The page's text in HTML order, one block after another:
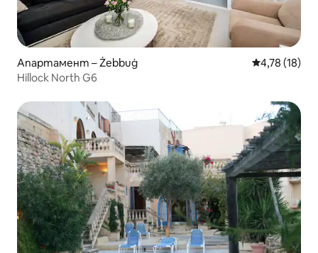
Апартамент – Żebbuġ Средна
4,78 (18)
Hillock North G6